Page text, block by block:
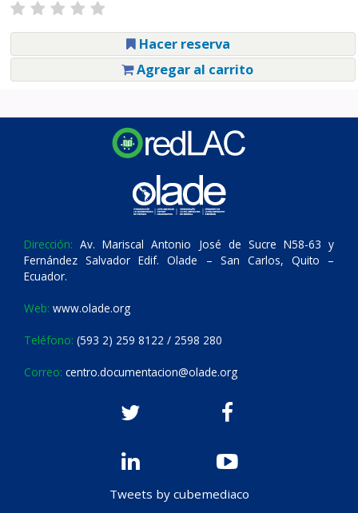
Hacer reserva
Agregar al carrito
Dirección: Av. Mariscal Antonio José de Sucre N58-63 y
Fernández Salvador Edif. Olade – San Carlos, Quito –
Ecuador.
Web: www.olade.org
Teléfono: (593 2) 259 8122 / 2598 280
Correo: centro.documentacion@olade.org
Tweets by cubemediaco